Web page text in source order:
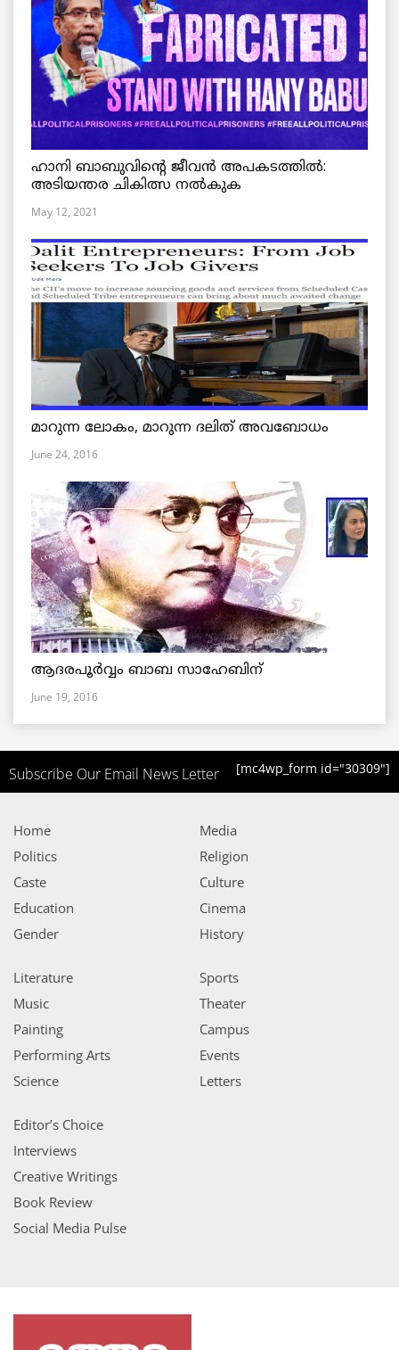
ഹാനി ബാബുവിന്റെ ജീവൻ അപകടത്തിൽ:
അടിയന്തര ചികിത്സ നൽകുക
May 12, 2021
മാറുന്ന ലോകം, മാറുന്ന ദലിത് അവബോധം
June 24, 2016
ആദരപൂര്‍വ്വം ബാബ സാഹേബിന്
June 19, 2016
Subscribe Our Email News Letter [mc4wp_form id="30309"]
Home
Politics
Caste
Education
Gender
Media
Religion
Culture
Cinema
History
Literature
Music
Painting
Performing Arts
Science
Sports
Theater
Campus
Events
Letters
Editor’s Choice
Interviews
Creative Writings
Book Review
Social Media Pulse